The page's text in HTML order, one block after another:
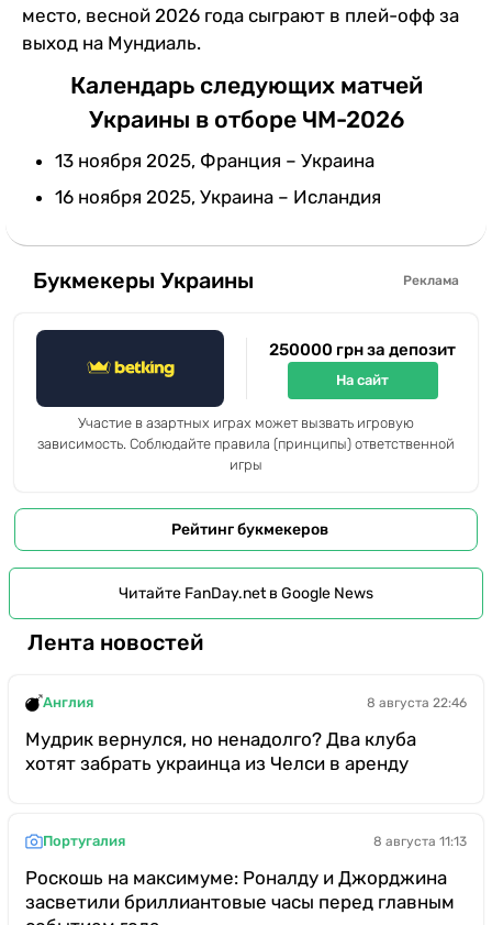
место, весной 2026 года сыграют в плей-офф за
выход на Мундиаль.
Календарь следующих матчей
Украины в отборе ЧМ-2026
13 ноября 2025, Франция – Украина
16 ноября 2025, Украина – Исландия
Букмекеры Украины Реклама
250000 грн за депозит
На сайт
Участие в азартных играх может вызвать игровую
зависимость. Соблюдайте правила (принципы) ответственной
игры
Рейтинг букмекеров
Читайте FanDay.net в Google News
Лента новостей
Англия 8 августа 22:46
Мудрик вернулся, но ненадолго? Два клуба
хотят забрать украинца из Челси в аренду
Португалия 8 августа 11:13
Роскошь на максимуме: Роналду и Джорджина
засветили бриллиантовые часы перед главным